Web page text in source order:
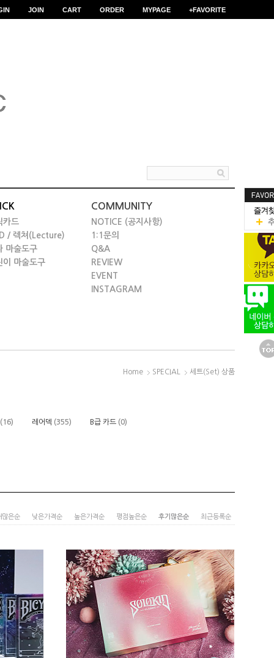
JOIN CART ORDER MYPAGE +FAVORITE
카드
/ 렉쳐(Lecture)
마술도구
이 마술도구
COMMUNITY
NOTICE (공지사항)
1:1문의
Q&A
REVIEW
EVENT
INSTAGRAM
Home SPECIAL 세트(Set) 상품
(16) 레어덱 (355) B급 카드 (0)
많은순 낮은가격순 높은가격순 평점높은순 후기많은순 최근등록순